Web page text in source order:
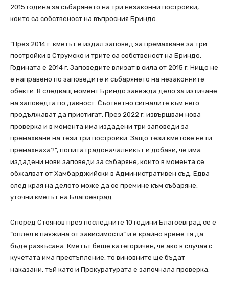
2015 година за събарянето на три незаконни постройки,
които са собственост на въпросния Бриндо.
“През 2014 г. кметът е издал заповед за премахване за три
постройки в Струмско и трите са собственост на Бриндо.
Годината е 2014 г. Заповедите влизат в сила от 2015 г. Нищо не
е направено по заповедите и събарянето на незаконните
обекти. В следващ момент Бриндо завежда дело за изтичане
на заповедта по давност. Съответно сигналите към него
продължават да пристигат. През 2022 г. извършвам нова
проверка и в момента има издадени три заповеди за
премахване на тези три постройки. Защо тези кметове не ги
премахнаха?“, попита градоначалникът и добави, че има
издадени нови заповеди за събаряне, които в момента се
обжалват от Хамбарджийски в Административен съд. Едва
след края на делото може да се премине към събаряне,
уточни кметът на Благоевград.
Според Стоянов през последните 10 години Благоевград се е
“оплел в паяжина от зависимости“ и е крайно време тя да
бъде разкъсана. Кметът беше категоричен, че ако в случая с
кучетата има престъпление, то виновните ще бъдат
наказани, тъй като и Прокуратурата е започнала проверка.